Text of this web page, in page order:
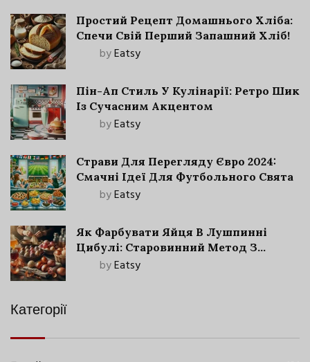
Простий Рецепт Домашнього Хліба:
Спечи Свій Перший Запашний Хліб!
byEatsy
Пін-Ап Стиль У Кулінарії: Ретро Шик
Із Сучасним Акцентом
byEatsy
Страви Для Перегляду Євро 2024:
Смачні Ідеї Для Футбольного Свята
byEatsy
Як Фарбувати Яйця В Лушпинні
Цибулі: Старовинний Метод З
Сучасними Нюансами
byEatsy
Категорії